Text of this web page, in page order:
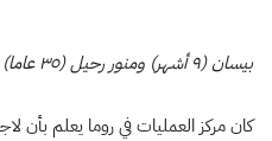
بيسان (٩ أشهر) ومنور رحيل (٣٥ عاما)
كان مركز العمليات في روما يعلم بأن